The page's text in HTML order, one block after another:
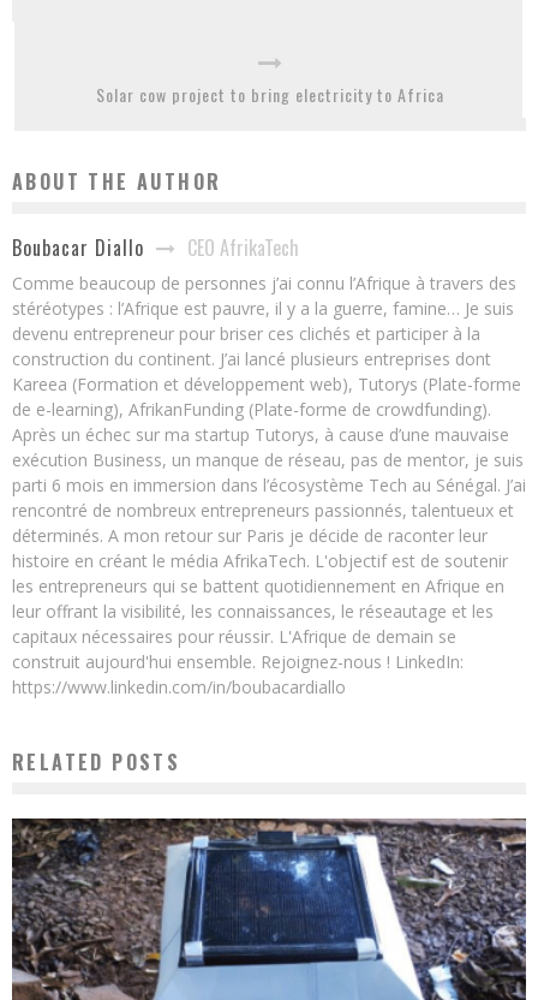
Solar cow project to bring electricity to Africa
ABOUT THE AUTHOR
Boubacar Diallo CEO AfrikaTech
Comme beaucoup de personnes j’ai connu l’Afrique à travers des
stéréotypes : l’Afrique est pauvre, il y a la guerre, famine… Je suis
devenu entrepreneur pour briser ces clichés et participer à la
construction du continent. J’ai lancé plusieurs entreprises dont
Kareea (Formation et développement web), Tutorys (Plate-forme
de e-learning), AfrikanFunding (Plate-forme de crowdfunding).
Après un échec sur ma startup Tutorys, à cause d’une mauvaise
exécution Business, un manque de réseau, pas de mentor, je suis
parti 6 mois en immersion dans l’écosystème Tech au Sénégal. J’ai
rencontré de nombreux entrepreneurs passionnés, talentueux et
déterminés. A mon retour sur Paris je décide de raconter leur
histoire en créant le média AfrikaTech. L'objectif est de soutenir
les entrepreneurs qui se battent quotidiennement en Afrique en
leur offrant la visibilité, les connaissances, le réseautage et les
capitaux nécessaires pour réussir. L'Afrique de demain se
construit aujourd'hui ensemble. Rejoignez-nous ! LinkedIn:
https://www.linkedin.com/in/boubacardiallo
RELATED POSTS